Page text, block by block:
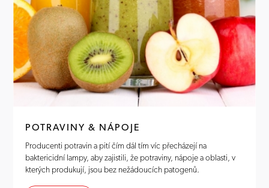
POTRAVINY & NÁPOJE
Producenti potravin a pití čím dál tím víc přecházejí na
baktericidní lampy, aby zajistili, že potraviny, nápoje a oblasti, v
kterých produkují, jsou bez nežádoucích patogenů.